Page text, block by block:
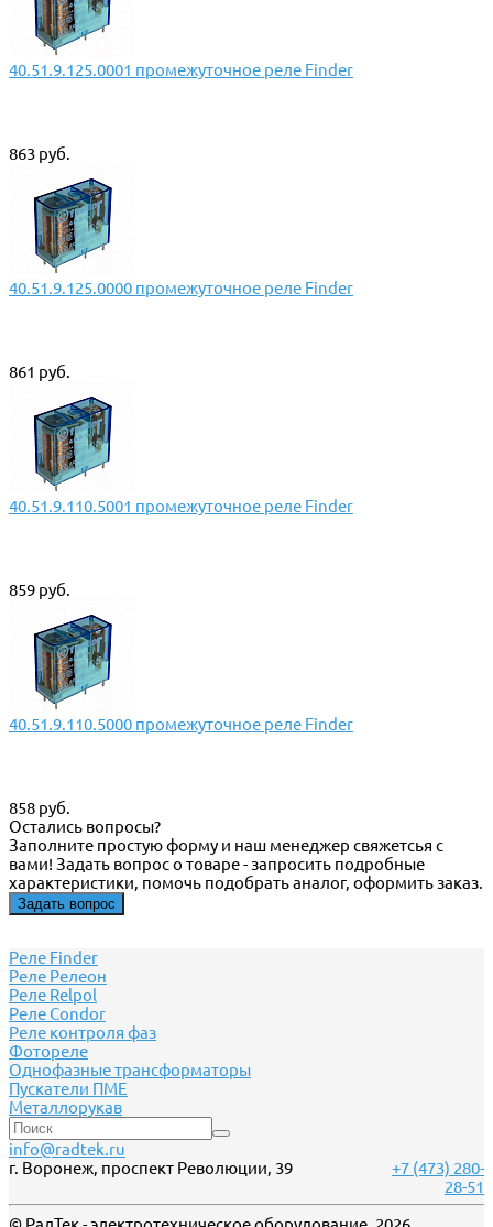
40.51.9.125.0001 промежуточное реле Finder
863 руб.
40.51.9.125.0000 промежуточное реле Finder
861 руб.
40.51.9.110.5001 промежуточное реле Finder
859 руб.
40.51.9.110.5000 промежуточное реле Finder
858 руб.
Остались вопросы?
Заполните простую форму и наш менеджер свяжетсья с
вами! Задать вопрос о товаре - запросить подробные
характеристики, помочь подобрать аналог, оформить заказ.
Задать вопрос
Реле Finder
Реле Релеон
Реле Relpol
Реле Сondor
Реле контроля фаз
Фотореле
Однофазные трансформаторы
Пускатели ПМЕ
Металлорукав
info@radtek.ru
г. Воронеж, проспект Революции, 39
+7 (473) 280-
28-51